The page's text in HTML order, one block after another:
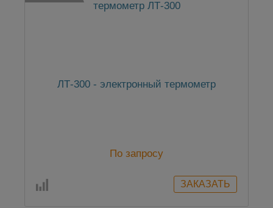
ЛТ-300 - электронный термометр
По запросу